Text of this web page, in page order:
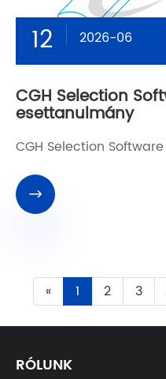
12 2026-06
CGH Selection
esettanulmány
CGH Selection

« 1 2 3
RÓLUNK